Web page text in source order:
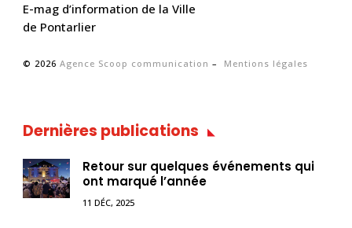
E-mag d’information de la Ville
de Pontarlier
© 2026 Agence Scoop communication – Mentions légales
Dernières publications
Retour sur quelques événements qui
ont marqué l’année
11 DÉC, 2025